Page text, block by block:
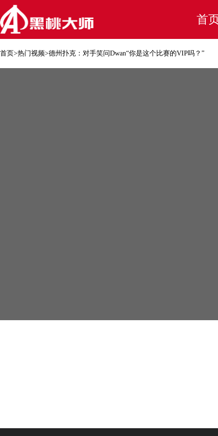
首
首页>热门视频>德州扑克：对手笑问Dwan“你是这个比赛的VIP吗？”